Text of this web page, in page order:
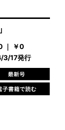
｜ ￥0
17発行